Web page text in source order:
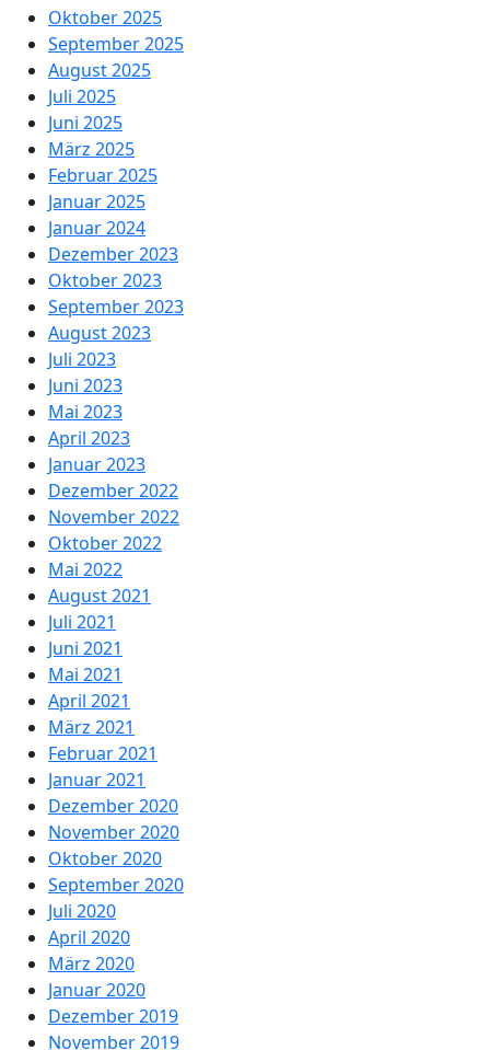
Oktober 2025
September 2025
August 2025
Juli 2025
Juni 2025
März 2025
Februar 2025
Januar 2025
Januar 2024
Dezember 2023
Oktober 2023
September 2023
August 2023
Juli 2023
Juni 2023
Mai 2023
April 2023
Januar 2023
Dezember 2022
November 2022
Oktober 2022
Mai 2022
August 2021
Juli 2021
Juni 2021
Mai 2021
April 2021
März 2021
Februar 2021
Januar 2021
Dezember 2020
November 2020
Oktober 2020
September 2020
Juli 2020
April 2020
März 2020
Januar 2020
Dezember 2019
November 2019